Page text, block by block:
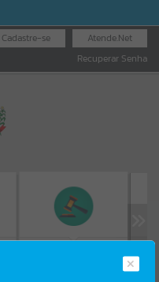
Atende.Net
Cadastre-se
Recuperar Senha